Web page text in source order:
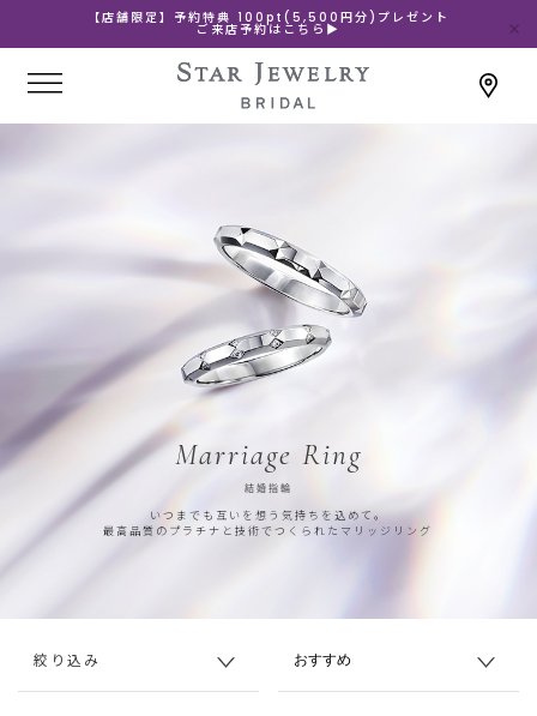
【店舗限定】予約特典 100pt(5,500円分)プレゼント
ご来店予約はこちら▶
Marriage Ring
結婚指輪
いつまでも互いを想う気持ちを込めて。
最高品質のプラチナと技術でつくられたマリッジリング
絞り込み